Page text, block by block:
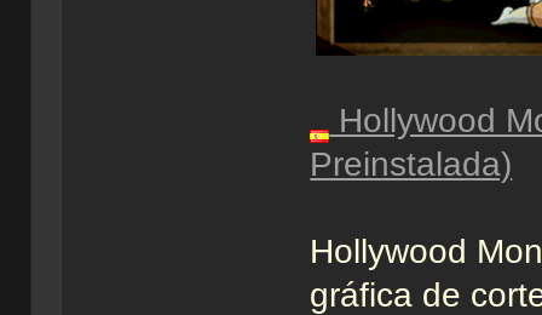
Hollywood
Preinstalada)
Hollywood
gráfica de